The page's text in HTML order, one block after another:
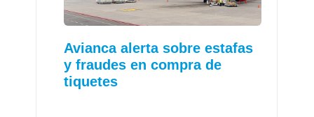
Avianca alerta sobre estafas
y fraudes en compra de
tiquetes